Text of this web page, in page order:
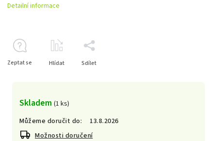
Skladem (1 ks)
Můžeme doručit do:
13.8.2026
Možnosti doručení
Detailní informace
Zeptat se Hlídat Sdílet